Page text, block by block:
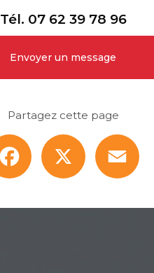
Tél. 07 62 39 78 96
Envoyer un message
Partagez cette page
Facebook